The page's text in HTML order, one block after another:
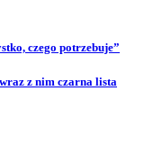
czego potrzebuje”
z nim czarna lista